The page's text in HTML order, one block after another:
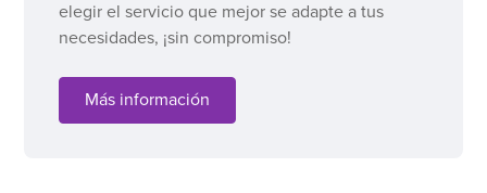
elegir el servicio que mejor se adapte a tus
necesidades, ¡sin compromiso!
Más información